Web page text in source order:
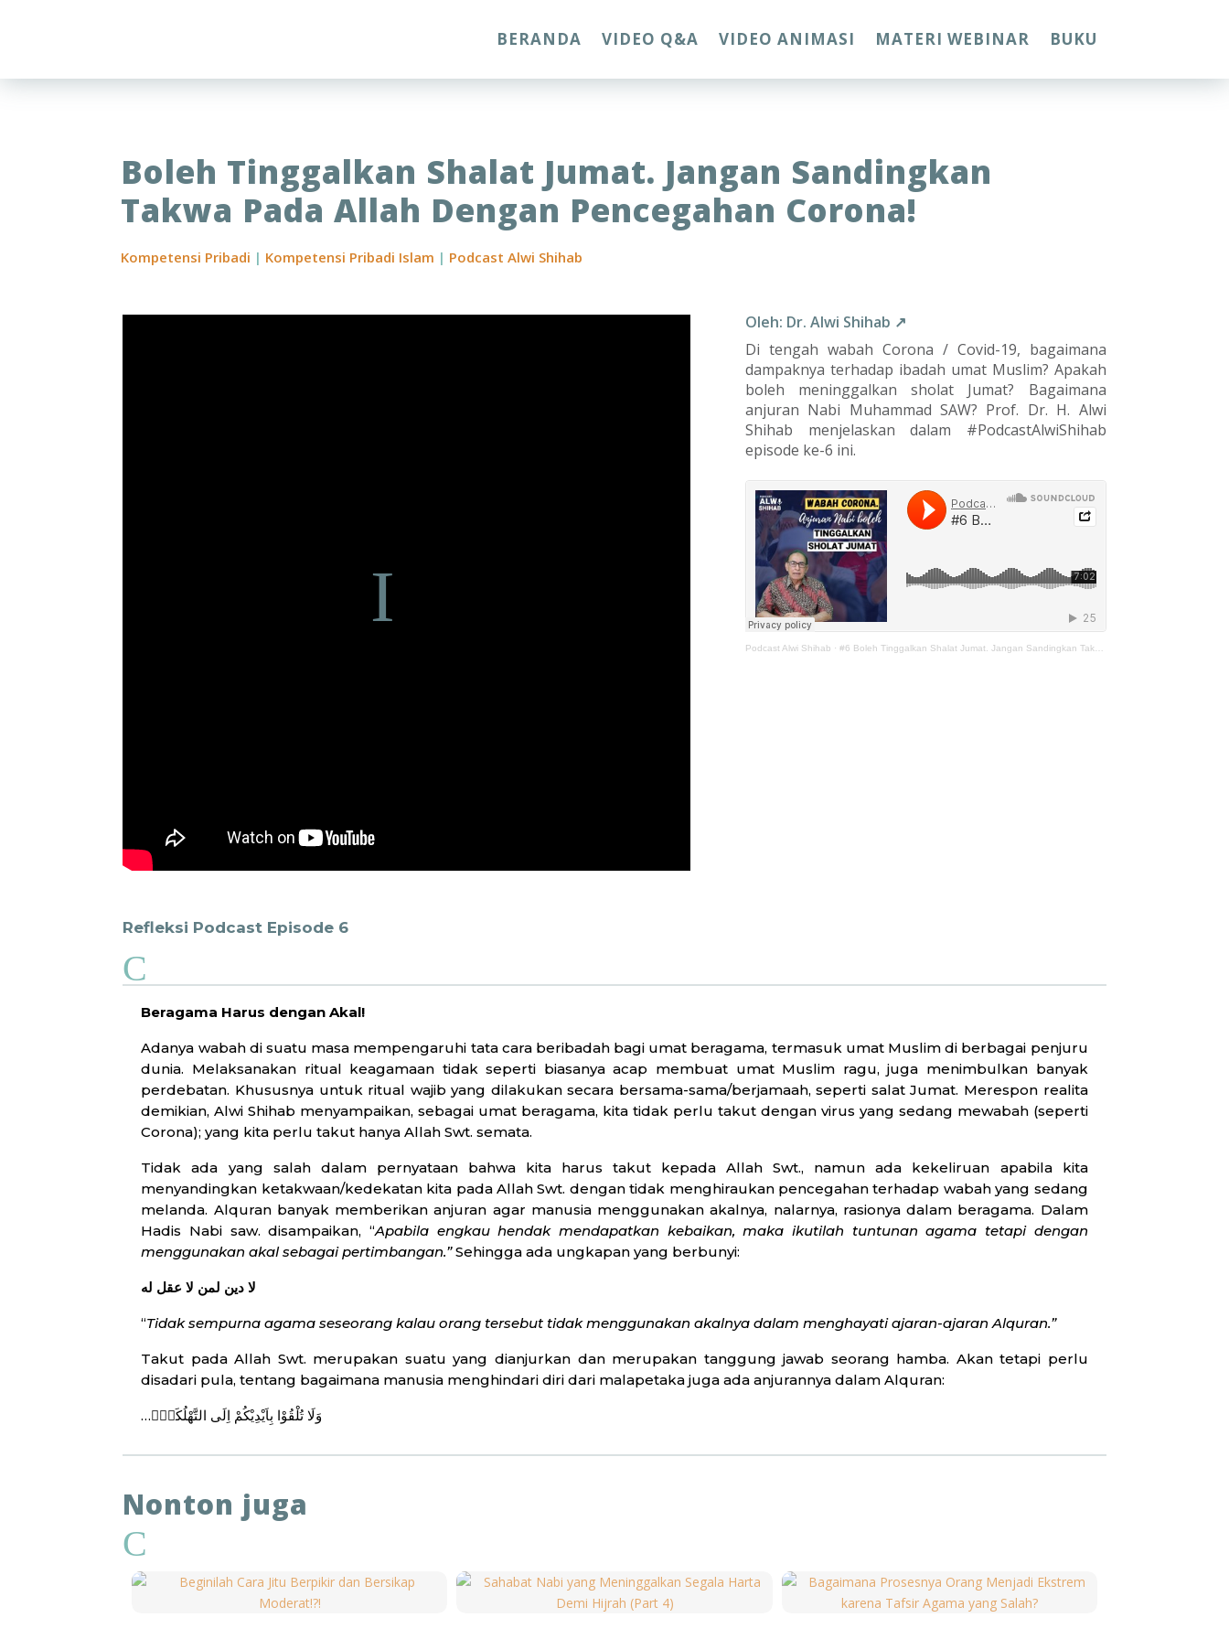
BERANDA VIDEO Q&A VIDEO ANIMASI MATERI WEBINAR BUKU
Boleh Tinggalkan Shalat Jumat. Jangan Sandingkan
Takwa Pada Allah Dengan Pencegahan Corona!
Kompetensi Pribadi | Kompetensi Pribadi Islam | Podcast Alwi Shihab
Oleh: Dr. Alwi Shihab ↗
Di tengah wabah Corona / Covid-19, bagaimana
dampaknya terhadap ibadah umat Muslim? Apakah
boleh meninggalkan sholat Jumat? Bagaimana
anjuran Nabi Muhammad SAW? Prof. Dr. H. Alwi
Shihab menjelaskan dalam #PodcastAlwiShihab
episode ke-6 ini.
Podcast Alwi Shihab · #6 Boleh Tinggalkan Shalat Jumat. Jangan Sandingkan Takwa Pada Allah Dengan Pencegahan Corona!
Refleksi Podcast Episode 6
C
Beragama Harus dengan Akal!
Adanya wabah di suatu masa mempengaruhi tata cara beribadah bagi umat beragama, termasuk umat Muslim di berbagai penjuru
dunia. Melaksanakan ritual keagamaan tidak seperti biasanya acap membuat umat Muslim ragu, juga menimbulkan banyak
perdebatan. Khususnya untuk ritual wajib yang dilakukan secara bersama-sama/berjamaah, seperti salat Jumat. Merespon realita
demikian, Alwi Shihab menyampaikan, sebagai umat beragama, kita tidak perlu takut dengan virus yang sedang mewabah (seperti
Corona); yang kita perlu takut hanya Allah Swt. semata.
Tidak ada yang salah dalam pernyataan bahwa kita harus takut kepada Allah Swt., namun ada kekeliruan apabila kita
menyandingkan ketakwaan/kedekatan kita pada Allah Swt. dengan tidak menghiraukan pencegahan terhadap wabah yang sedang
melanda. Alquran banyak memberikan anjuran agar manusia menggunakan akalnya, nalarnya, rasionya dalam beragama. Dalam
Hadis Nabi saw. disampaikan, “Apabila engkau hendak mendapatkan kebaikan, maka ikutilah tuntunan agama tetapi dengan
menggunakan akal sebagai pertimbangan.”Sehingga ada ungkapan yang berbunyi:
لا دين لمن لا عقل له
“Tidak sempurna agama seseorang kalau orang tersebut tidak menggunakan akalnya dalam menghayati ajaran-ajaran Alquran.”
Takut pada Allah Swt. merupakan suatu yang dianjurkan dan merupakan tanggung jawab seorang hamba. Akan tetapi perlu
disadari pula, tentang bagaimana manusia menghindari diri dari malapetaka juga ada anjurannya dalam Alquran:
…وَلَا تُلْقُوْا بِاَيْدِيْكُمْ اِلَى التَّهْلُكَةِۛ
“Jangan sesekali engkau membinasakan/menjerumuskan dirimu dalam kebinasaan,”(QS. Al-Baqarah: 195). Maksud dari ayat ini
ketakwaan pada Allah Swt. dengan senantiasa menghindari kemungkinan-kemungkinan terjerumus dalam kebinasaan.
Saat suatu wabah dapat menyebar melintas batas-batas negara. Setiap negara mengambil kebijakan untuk menyelamatkan
warganya. Salah satu usaha untuk menghindari penyebaran virus wabah adalah dengan cara menjauhi kerumunan, termasuk
kerumunan dalam ritual keagamaan seperti Majelis Taklim. Bahkan dalam kasus wabah Corona pada tahun 2019-2022, ulama-
ulama Al-Azhar Mesir telah memberikan fatwa, untuk kewajiban salat Jumat pun boleh tidak dilaksanakan sebagai ikhtiar
menghindarkan diri dari malapetaka.
Nonton juga
C